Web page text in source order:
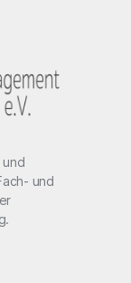
und